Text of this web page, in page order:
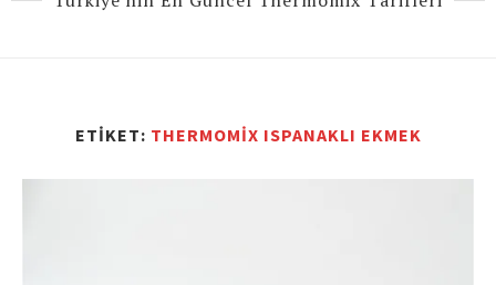
ETIKET: THERMOMIX ISPANAKLI EKMEK